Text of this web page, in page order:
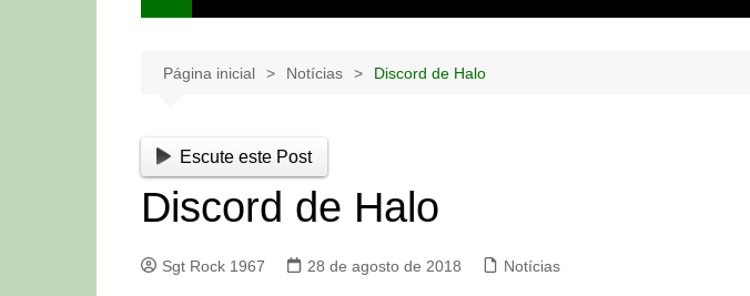
Papo de Bar
Página inicial Notícias Discord de Halo
Escute este Post
Discord de Halo
Sgt Rock 1967 28 de agosto de 2018 Notícias